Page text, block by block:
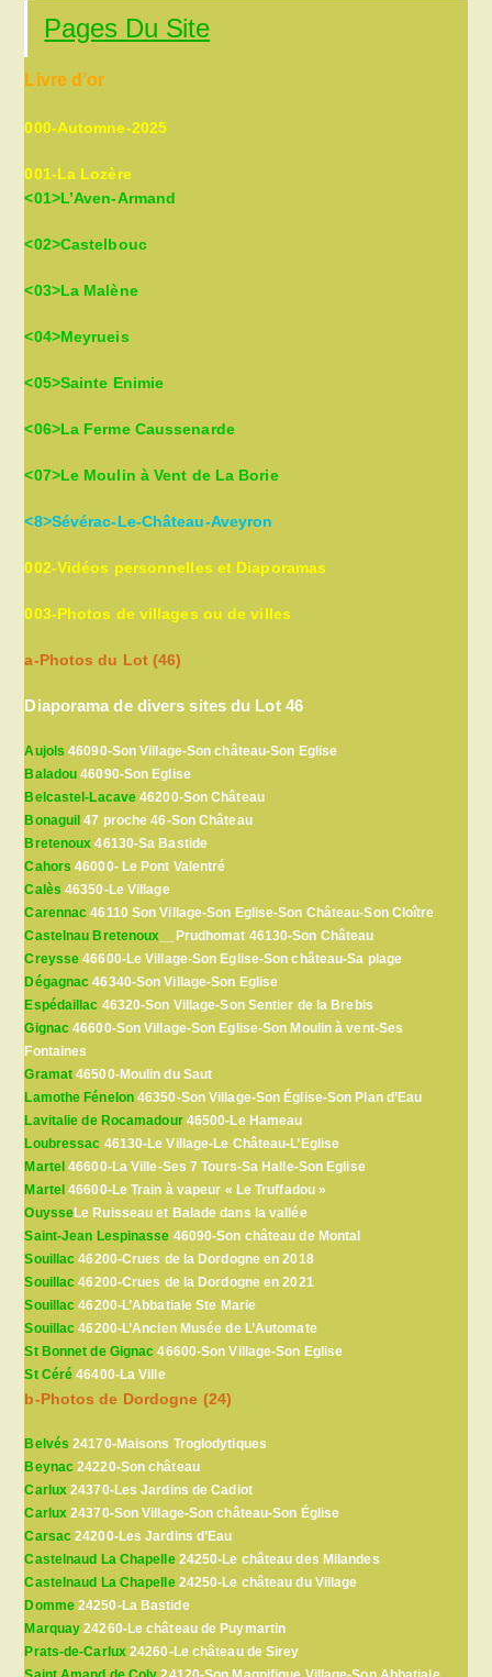
Pages Du Site
Livre d’or
000-Automne-2025
001-La Lozère
<01>L’Aven-Armand
<02>Castelbouc
<03>La Malène
<04>Meyrueis
<05>Sainte Enimie
<06>La Ferme Caussenarde
<07>Le Moulin à Vent de La Borie
<8>Sévérac-Le-Château-Aveyron
002-Vidéos personnelles et Diaporamas
003-Photos de villages ou de villes
a-Photos du Lot (46)
Diaporama de divers sites du Lot 46
Aujols 46090-Son Village-Son château-Son Eglise
Baladou 46090-Son Eglise
Belcastel-Lacave 46200-Son Château
Bonaguil 47 proche 46-Son Château
Bretenoux 46130-Sa Bastide
Cahors 46000- Le Pont Valentré
Calès 46350-Le Village
Carennac 46110 Son Village-Son Eglise-Son Château-Son Cloître
Castelnau Bretenoux __Prudhomat 46130-Son Château
Creysse 46600-Le Village-Son Eglise-Son château-Sa plage
Dégagnac 46340-Son Village-Son Eglise
Espédaillac 46320-Son Village-Son Sentier de la Brebis
Gignac 46600-Son Village-Son Eglise-Son Moulin à vent-Ses
Fontaines
Gramat 46500-Moulin du Saut
Lamothe Fénelon46350-Son Village-Son Église-Son Plan d’Eau
Lavitalie de Rocamadour46500-Le Hameau
Loubressac 46130-Le Village-Le Château-L’Eglise
Martel 46600-La Ville-Ses 7 Tours-Sa Halle-Son Eglise
Martel 46600-Le Train à vapeur « Le Truffadou »
OuysseLe Ruisseau et Balade dans la vallée
Saint-Jean Lespinasse 46090-Son château de Montal
Souillac 46200-Crues de la Dordogne en 2018
Souillac 46200-Crues de la Dordogne en 2021
Souillac 46200-L’Abbatiale Ste Marie
Souillac 46200-L’Ancien Musée de L’Automate
St Bonnet de Gignac 46600-Son Village-Son Eglise
St Céré 46400-La Ville
b-Photos de Dordogne (24)
Belvés 24170-Maisons Troglodytiques
Beynac 24220-Son château
Carlux 24370-Les Jardins de Cadiot
Carlux 24370-Son Village-Son château-Son Église
Carsac 24200-Les Jardins d’Eau
Castelnaud La Chapelle24250-Le château des Milandes
Castelnaud La Chapelle24250-Le château du Village
Domme24250-La Bastide
Marquay 24260-Le château de Puymartin
Prats-de-Carlux24260-Le château de Sirey